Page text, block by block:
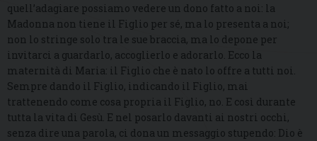
quell’adagiare possiamo vedere un dono fatto a noi: la
Madonna non tiene il Figlio per sé, ma lo presenta a noi;
non lo stringe solo tra le sue braccia, ma lo depone per
invitarci a guardarlo, accoglierlo e adorarlo. Ecco la
maternità di Maria: il Figlio che è nato lo offre a tutti noi.
Sempre dando il Figlio, indicando il Figlio, mai
trattenendo come cosa propria il Figlio, no. E così durante
tutta la vita di Gesù. E nel posarlo davanti ai nostri occhi,
senza dire una parola, ci dona un messaggio stupendo: Dio è